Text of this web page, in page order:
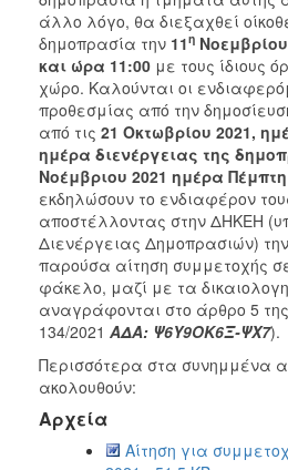
άλλο λόγο, θα διεξαχθεί
δημοπρασία την 11η
και ώρα 11:00 με τους ίδιους
χώρο. Καλούνται οι
προθεσμίας από την
από τις 21 Οκτωβρίου 2021,
ημέρα διενέργειας της
Νοέμβριου 2021 ημέρα Πέμπτη
εκδηλώσουν το ενδιαφέρον
αποστέλλοντας στην ΔΗΚΕΗ
Διενέργειας Δημοπρασιών)
παρούσα αίτηση συμμετοχής
φάκελο, μαζί με τα
αναγράφονται στο άρθρο 5
134/2021 ΑΔΑ: Ψ6Υ9ΟΚ6Ξ-ΨΧ7).
Περισσότερα στα συνημμένα
ακολουθούν:
Αρχεία
Αίτηση για